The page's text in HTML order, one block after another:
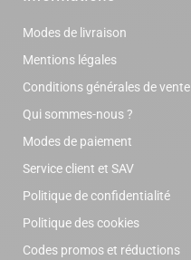
Modes de livraison
Mentions légales
Conditions générales de vente
Qui sommes-nous ?
Modes de paiement
Service client et SAV
Politique de confidentialité
Politique des cookies
Codes promos et réductions